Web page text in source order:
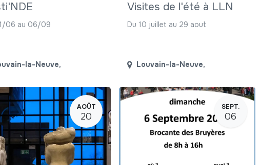
06 au 06/09
la-Neuve,
Visites de l'été à LLN
Du 10 juillet au 29 aout
Louvain-la-Neuve,
AOÛT
20
SEPT.
06